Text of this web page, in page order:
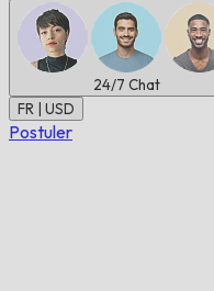
24/7 Chat
FR | USD
Postuler